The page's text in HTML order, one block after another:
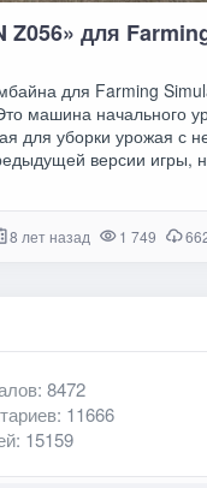
Z056» для
для Farming
машина начального
для уборки урожая с
версии игры,
8 лет назад 1 749
: 8472
: 11666
: 15159